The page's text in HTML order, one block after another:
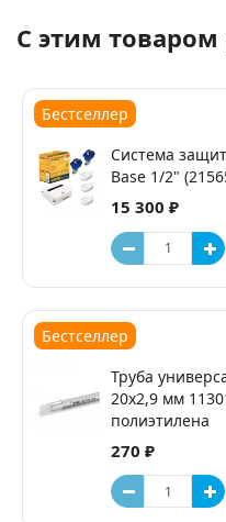
С этим
Бестселлер
Система
Base 1/2"
15 300 ₽
Бестселлер
Труба
20х2,9 мм
полиэтилена
270 ₽